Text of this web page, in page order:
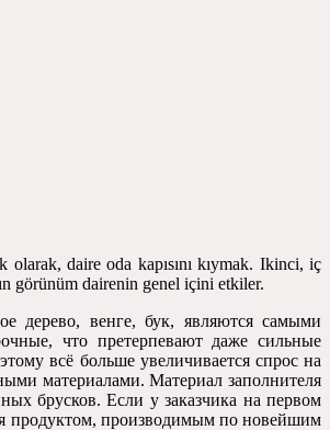
daire oda kapısını kıymak. Ikinci, iç
görünüm dairenin genel içini etkiler.
дерево, венге,бук, являются самыми
, что претерпевают даже сильные
всё больше увеличивается спрос на
материалами.Материал заполнителя
брусков.Если у заказчика на первом
продуктом, производимым по новейшим